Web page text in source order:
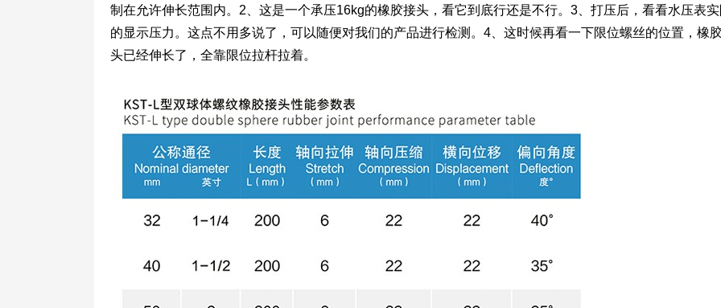
制在允许伸长范围内。2、这是一个承压16kg的橡胶接头，看它到底行还是不行。3、打压后，看看水压表
的显示压力。这点不用多说了，可以随便对我们的产品进行检测。4、这时候再看一下限位螺丝的位置，橡
头已经伸长了，全靠限位拉杆拉着。